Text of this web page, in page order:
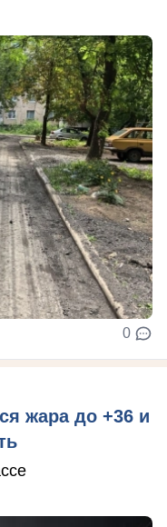
0
жара до +36 и